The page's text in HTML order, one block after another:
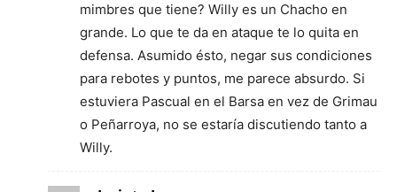
mimbres que tiene? Willy es un Chacho en
grande. Lo que te da en ataque te lo quita en
defensa. Asumido ésto, negar sus condiciones
para rebotes y puntos, me parece absurdo. Si
estuviera Pascual en el Barsa en vez de Grimau
o Peñarroya, no se estaría discutiendo tanto a
Willy.